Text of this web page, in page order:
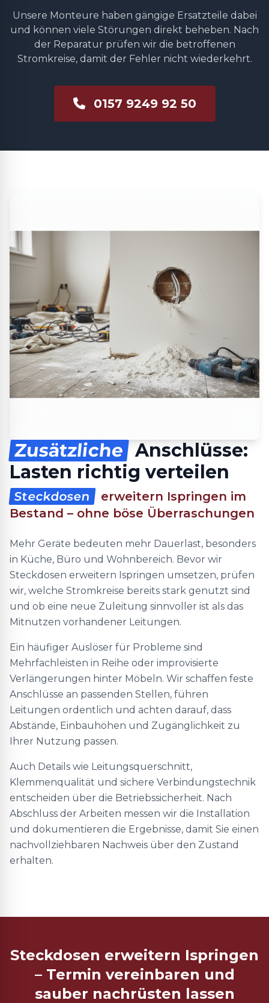
Unsere Monteure haben gängige Ersatzteile dabei
und können viele Störungen direkt beheben. Nach
der Reparatur prüfen wir die betroffenen
Stromkreise, damit der Fehler nicht wiederkehrt.
0157 9249 92 50
Zusätzliche Anschlüsse:
Lasten richtig verteilen
Steckdosen
erweitern Ispringen im
Bestand – ohne böse Überraschungen
Mehr Geräte bedeuten mehr Dauerlast, besonders
in Küche, Büro und Wohnbereich. Bevor wir
Steckdosen erweitern Ispringen umsetzen, prüfen
wir, welche Stromkreise bereits stark genutzt sind
und ob eine neue Zuleitung sinnvoller ist als das
Mitnutzen vorhandener Leitungen.
Ein häufiger Auslöser für Probleme sind
Mehrfachleisten in Reihe oder improvisierte
Verlängerungen hinter Möbeln. Wir schaffen feste
Anschlüsse an passenden Stellen, führen
Leitungen ordentlich und achten darauf, dass
Abstände, Einbauhöhen und Zugänglichkeit zu
Ihrer Nutzung passen.
Auch Details wie Leitungsquerschnitt,
Klemmenqualität und sichere Verbindungstechnik
entscheiden über die Betriebssicherheit. Nach
Abschluss der Arbeiten messen wir die Installation
und dokumentieren die Ergebnisse, damit Sie einen
nachvollziehbaren Nachweis über den Zustand
erhalten.
Steckdosen erweitern Ispringen
– Termin vereinbaren und
sauber nachrüsten lassen